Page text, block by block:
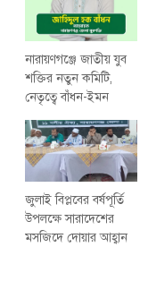
নারায়ণগঞ্জে জাতীয় যুব
শক্তির নতুন কমিটি,
নেতৃত্বে বাঁধন-ইমন
জুলাই বিপ্লবের বর্ষপূর্তি
উপলক্ষে সারাদেশের
মসজিদে দোয়ার আহ্বান